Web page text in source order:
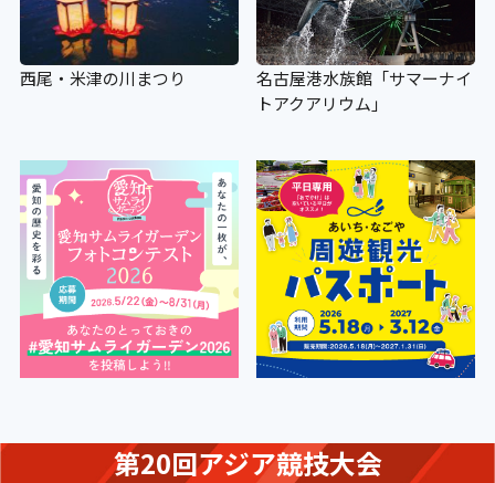
西尾・米津の川まつり
名古屋港水族館「サマーナイ
トアクアリウム」
第20回アジア競技大会